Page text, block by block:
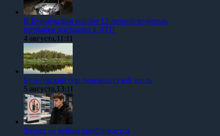
В Бузулукском районе 13-летний водитель
питбайка пострадал в ДТП
4 августа,11:11
Бузулукский бор пережил сухой июль
5 августа,13:11
Запрет на вейпы приближается